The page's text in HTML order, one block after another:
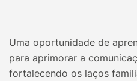
Uma oportunidade de
para aprimorar a
fortalecendo os laços